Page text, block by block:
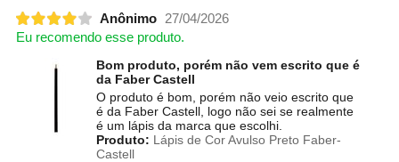
Anônimo
27/04/2026
Eu recomendo esse produto.
Bom produto, porém não vem escrito que é
da Faber Castell
O produto é bom, porém não veio escrito que
é da Faber Castell, logo não sei se realmente
é um lápis da marca que escolhi.
Produto: Lápis de Cor Avulso Preto Faber-
Castell